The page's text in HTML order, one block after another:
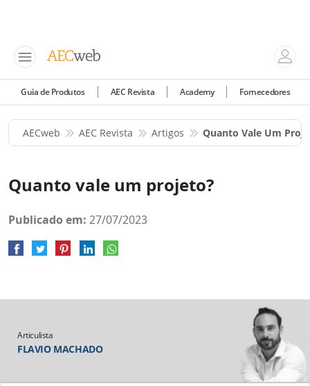
Guia de Produtos AEC Revista Academy Fornecedores
AECweb AEC Revista Artigos Quanto Vale Um
Quanto vale um projeto?
Publicado em: 27/07/2023
Articulista
FLAVIO MACHADO